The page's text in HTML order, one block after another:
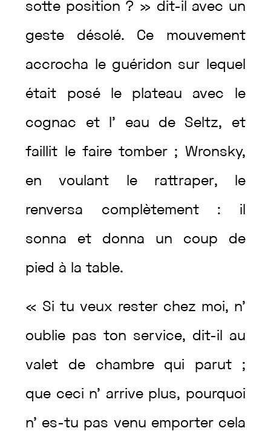
sotte position ? » dit-il avec un
geste désolé. Ce mouvement
accrocha le guéridon sur lequel
était posé le plateau avec le
cognac et l’ eau de Seltz, et
faillit le fairetomber ; Wronsky,
envoulant le rattraper, le
renversa complètement : il
sonna et donna un coup de
pied à latable.
« Situveux rester chez moi, n’
oublie paston service, dit-il au
valet de chambre qui parut ;
que ceci n’ arrive plus, pourquoi
n’ es-tu pas venu emporter cela